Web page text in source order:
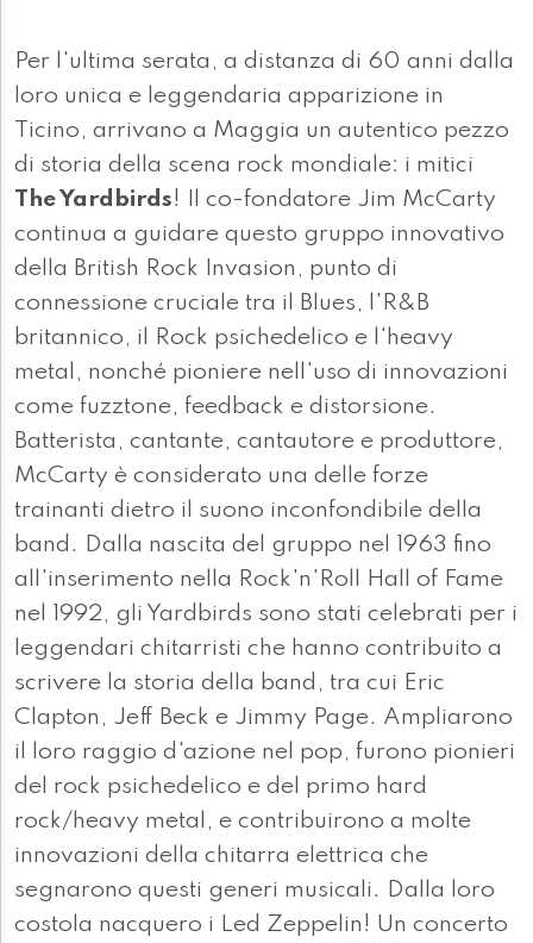
Per l'ultima serata, a distanza di 60 anni dalla
loro unica e leggendaria apparizione in
Ticino, arrivano a Maggia un autentico pezzo
di storia della scena rock mondiale: i mitici
The Yardbirds! Il co-fondatore Jim McCarty
continua a guidare questo gruppo innovativo
della British Rock Invasion, punto di
connessione cruciale tra il Blues, l'R&B
britannico, il Rock psichedelico e l'heavy
metal, nonché pioniere nell'uso di innovazioni
come fuzztone, feedback e distorsione.
Batterista, cantante, cantautore e produttore,
McCarty è considerato una delle forze
trainanti dietro il suono inconfondibile della
band. Dalla nascita del gruppo nel 1963 fino
all'inserimento nella Rock'n'Roll Hall of Fame
nel 1992, gli Yardbirds sono stati celebrati per i
leggendari chitarristi che hanno contribuito a
scrivere la storia della band, tra cui Eric
Clapton, Jeff Beck e Jimmy Page. Ampliarono
il loro raggio d'azione nel pop, furono pionieri
del rock psichedelico e del primo hard
rock/heavy metal, e contribuirono a molte
innovazioni della chitarra elettrica che
segnarono questi generi musicali. Dalla loro
costola nacquero i Led Zeppelin! Un concerto